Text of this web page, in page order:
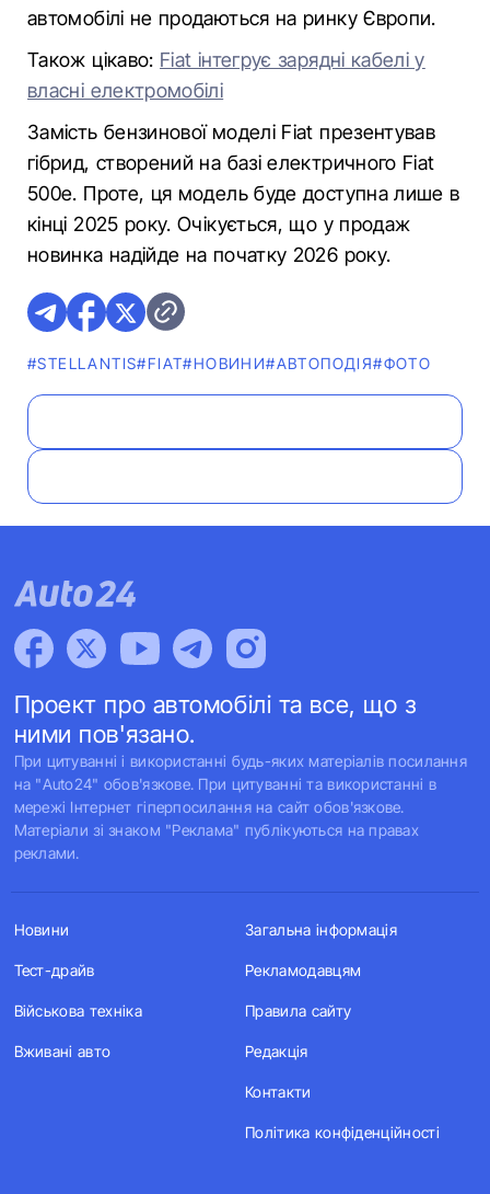
автомобілі не продаються на ринку Європи.
Також цікаво: Fiat інтегрує зарядні кабелі у
власні електромобілі
Замість бензинової моделі Fiat презентував
гібрид, створений на базі електричного Fiat
500e. Проте, ця модель буде доступна лише в
кінці 2025 року. Очікується, що у продаж
новинка надійде на початку 2026 року.
#STELLANTIS#FIAT#НОВИНИ#АВТОПОДІЯ#ФОТО
Проект про автомобілі та все, що з
ними пов'язано.
При цитуванні і використанні будь-яких матеріалів посилання
на "Auto24" обов'язкове. При цитуванні та використанні в
мережі Інтернет гіперпосилання на сайт обов'язкове.
Матеріали зі знаком "Реклама" публікуються на правах
реклами.
Новини
Тест-драйв
Військова техніка
Вживані авто
Загальна інформація
Рекламодавцям
Правила сайту
Редакція
Контакти
Політика конфіденційності